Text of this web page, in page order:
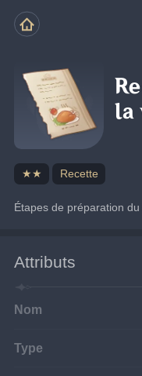
la
★★ Recette
Étapes de préparation du
Attributs
Nom
Type